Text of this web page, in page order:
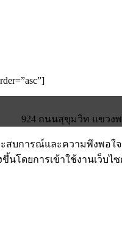
924 ถนนสุขุมวิท แขวงพร
ะสบการณ์และความพึงพอ
ขึ้นโดยการเข้าใช้งานเว็